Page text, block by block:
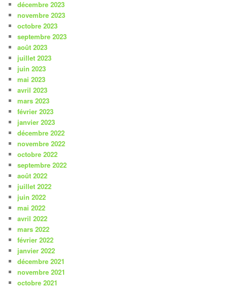
décembre 2023
novembre 2023
octobre 2023
septembre 2023
août 2023
juillet 2023
juin 2023
mai 2023
avril 2023
mars 2023
février 2023
janvier 2023
décembre 2022
novembre 2022
octobre 2022
septembre 2022
août 2022
juillet 2022
juin 2022
mai 2022
avril 2022
mars 2022
février 2022
janvier 2022
décembre 2021
novembre 2021
octobre 2021